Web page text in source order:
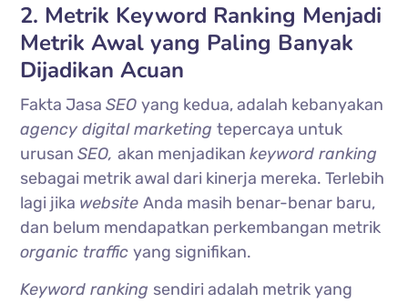
2. Metrik Keyword Ranking Menjadi
Metrik Awal yang Paling Banyak
Dijadikan Acuan
Fakta JasaSEOyang kedua, adalah kebanyakan
agency digital marketingtepercaya untuk
urusanSEO,akan menjadikankeyword ranking
sebagai metrik awal dari kinerja mereka. Terlebih
lagi jika websiteAnda masih benar-benar baru,
dan belum mendapatkan perkembangan metrik
organic trafficyang signifikan.
Keyword ranking sendiri adalah metrik yang